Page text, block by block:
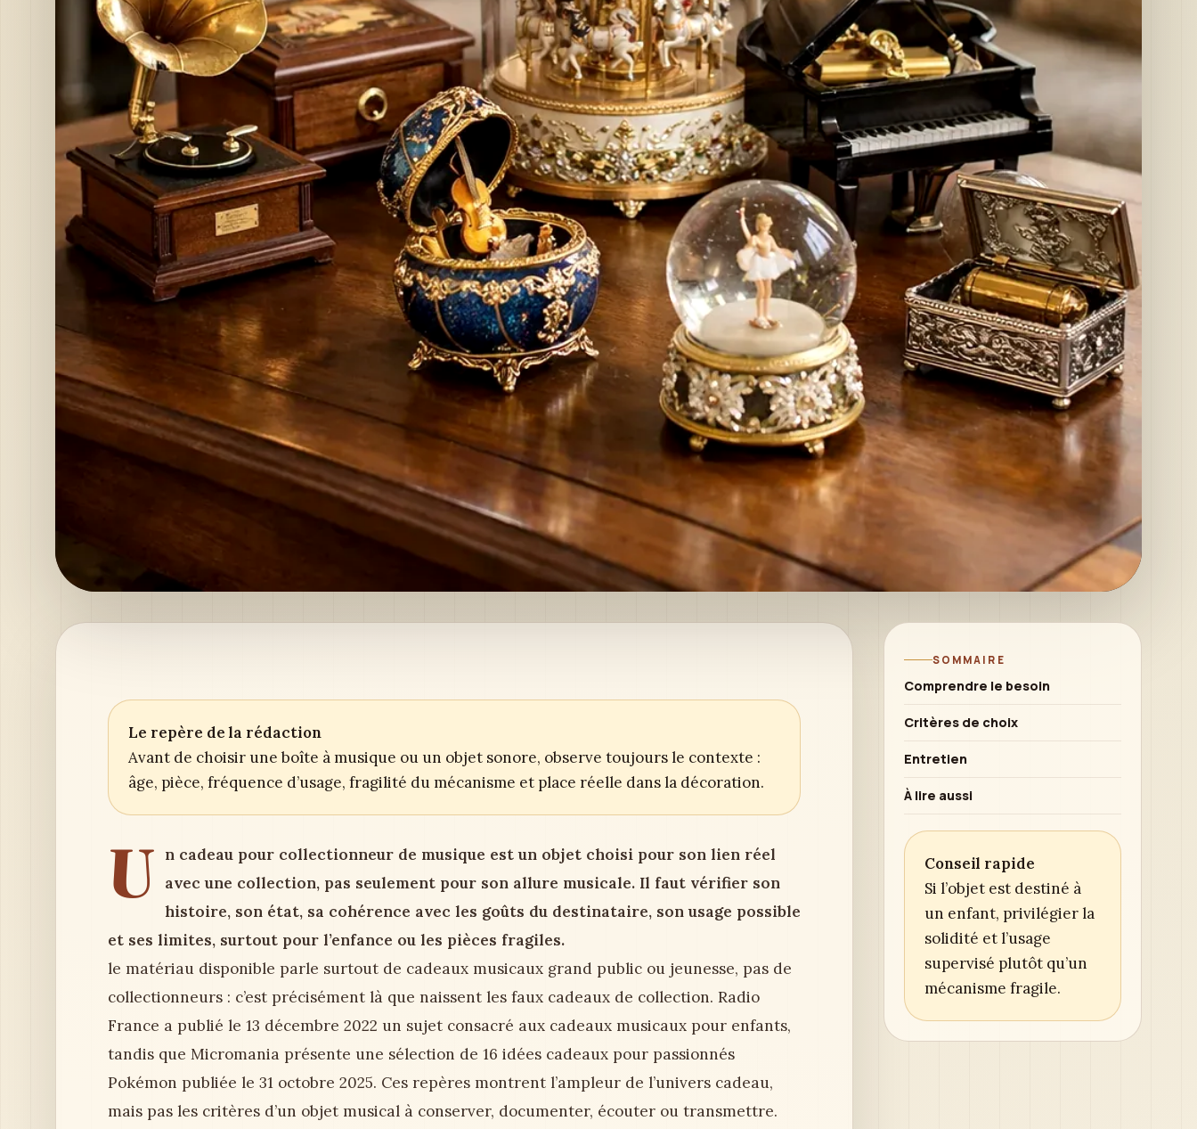
Le repère de la rédaction
Avant de choisir une boîte à musique ou un objet sonore, observe toujours le contexte :
âge, pièce, fréquence d’usage, fragilité du mécanisme et place réelle dans la décoration.
U n cadeau pour collectionneur de musique est un objet choisi pour son lien réel
avec une collection, pas seulement pour son allure musicale. Il faut vérifier son
histoire, son état, sa cohérence avec les goûts du destinataire, son usage possible
et ses limites, surtout pour l’enfance ou les pièces fragiles.
le matériau disponible parle surtout de cadeaux musicaux grand public ou jeunesse, pas de
collectionneurs : c’est précisément là que naissent les faux cadeaux de collection. Radio
France a publié le 13 décembre 2022 un sujet consacré aux cadeaux musicaux pour enfants,
tandis que Micromania présente une sélection de 16 idées cadeaux pour passionnés
Pokémon publiée le 31 octobre 2025. Ces repères montrent l’ampleur de l’univers cadeau,
mais pas les critères d’un objet musical à conserver, documenter, écouter ou transmettre.
SOMMAIRE
Comprendre le besoin
Critères de choix
Entretien
À lire aussi
Conseil rapide
Si l’objet est destiné à
un enfant, privilégier la
solidité et l’usage
supervisé plutôt qu’un
mécanisme fragile.